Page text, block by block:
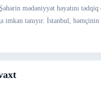
mədəniyyət həyatını
imkan tanıyır. İstanbul,